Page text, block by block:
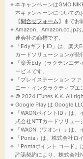
本キャンペーンはGMO
本キャンペーンについての
【問合せフォーム】までお
Amazon、Amazon.co.jpお
連会社の商標です。
「EdyギフトID」は、楽
カードソリューションが発
「楽天Edy（ラクテンエデ
ービスです。
「プレイステーション フ
ニー・インタラクティブエ
© 2024 iTunes K.K. All
Google Play は Google
「WAONポイントID」は
式会社NTTカードソリュー
「WAON（ワオン）」は、
「Ponta」は、株式会社ロ
「Pontaポイント コード
許諾契約により、株式会社